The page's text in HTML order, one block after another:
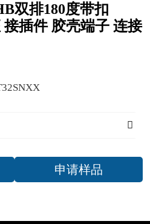
双排180度带扣
插件 胶壳端子 连接
申请样品